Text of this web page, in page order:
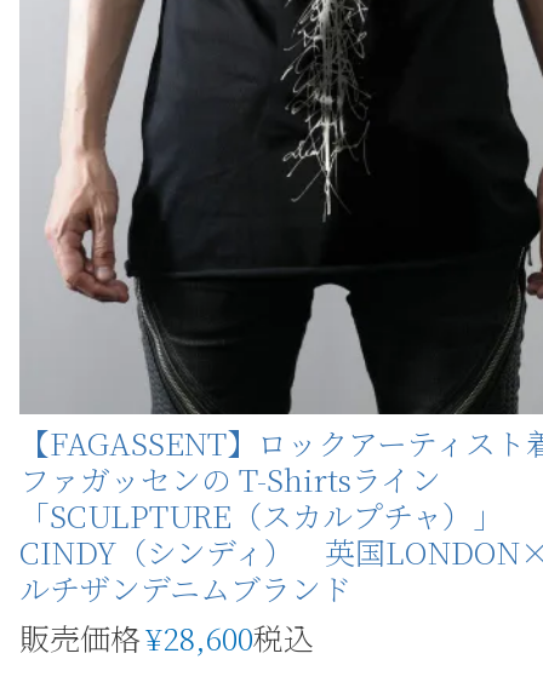
【FAGASSENT】ロックアーティスト
ファガッセンの T-Shirtsライン
「SCULPTURE（スカルプチャ）」
CINDY（シンディ） 英国
ルチザンデニムブランド
販売価格¥28,600税込